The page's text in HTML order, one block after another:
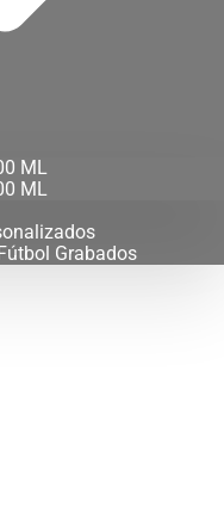
ML
ML
Grabados